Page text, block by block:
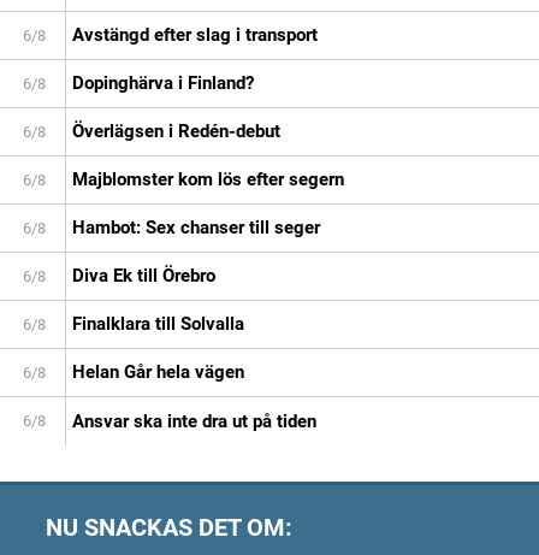
6/8 Avstängd efter slag i transport
6/8 Dopinghärva i Finland?
6/8 Överlägsen i Redén-debut
6/8 Majblomster kom lös efter segern
6/8 Hambot: Sex chanser till seger
6/8 Diva Ek till Örebro
6/8 Finalklara till Solvalla
6/8 Helan Går hela vägen
6/8 Ansvar ska inte dra ut på tiden
NU SNACKAS DET OM: